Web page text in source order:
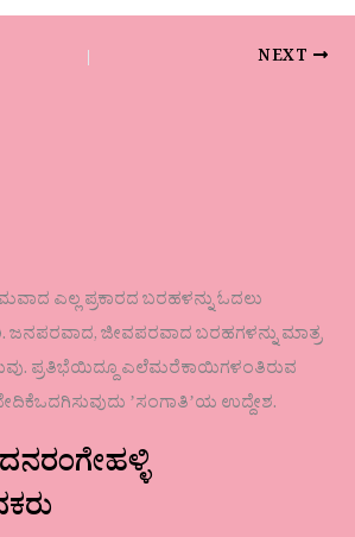
NEXT
ಎಲ್ಲ ಪ್ರಕಾರದ ಬರಹಳನ್ನು ಓದಲು
ಜನಪರವಾದ, ಜೀವಪರವಾದ ಬರಹಗಳನ್ನು ಮಾತ್ರ
ಪ್ರತಿಭೆಯಿದ್ದೂ ಎಲೆಮರೆಕಾಯಿಗಳಂತಿರುವ
ʼಸಂಗಾತಿʼಯ ಉದ್ದೇಶ.